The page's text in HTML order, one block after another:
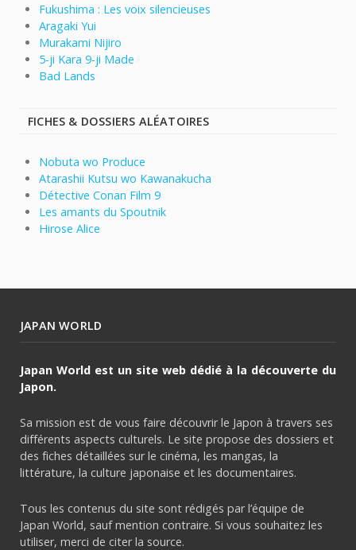
Fukushima : Les voix silencieuses
Aragaki Yui
Murakami Nijiro
5-ji Kara 9-ji Made
Bad Lands
FICHES & DOSSIERS ALÉATOIRES
Nobuta wo Produce
Atarashii Kutsu wo Kawanakucha
Détective Conan Film 9
Les amants du Spoutnik
Hirose Alice
JAPAN WORLD
Japan World est un site web dédié à la découverte du
Japon.
Sa mission est de vous faire découvrir le Japon à travers ses
différents aspects culturels. Le site propose des dossiers et
des fiches détaillées sur le cinéma, les mangas, la
littérature, la culture japonaise et les documentaires.
Tous les contenus du site sont rédigés par l’équipe de
Japan World, sauf mention contraire. Si vous souhaitez les
utiliser, merci de citer la source.